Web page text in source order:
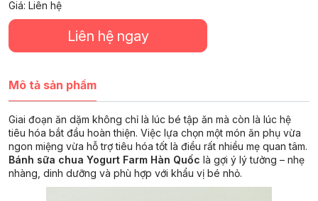
Giá: Liên hệ
Liên hệ ngay
Mô tả sản phẩm
Giai đoạn ăn dặm không chỉ là lúc bé tập ăn mà còn là lúc hệ
tiêu hóa bắt đầu hoàn thiện. Việc lựa chọn một món ăn phụ vừa
ngon miệng vừa hỗ trợ tiêu hóa tốt là điều rất nhiều mẹ quan tâm.
Bánh sữa chua Yogurt Farm Hàn Quốc là gợi ý lý tưởng – nhẹ
nhàng, dinh dưỡng và phù hợp với khẩu vị bé nhỏ.